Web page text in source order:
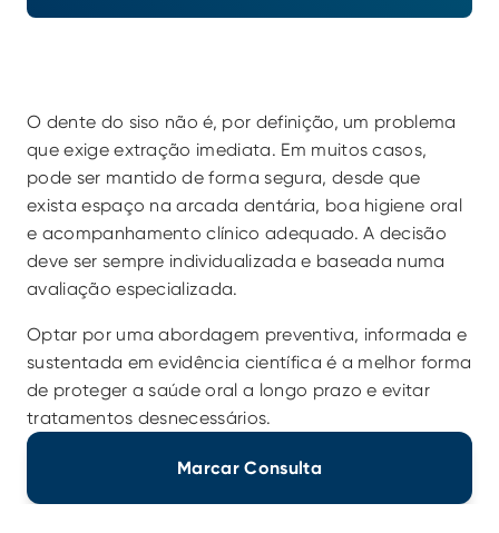
O dente do siso não é, por definição, um problema
que exige extração imediata. Em muitos casos,
pode ser mantido de forma segura, desde que
exista espaço na arcada dentária, boa higiene oral
e acompanhamento clínico adequado. A decisão
deve ser sempre individualizada e baseada numa
avaliação especializada.
Optar por uma abordagem preventiva, informada e
sustentada em evidência científica é a melhor forma
de proteger a saúde oral a longo prazo e evitar
tratamentos desnecessários.
Marcar Consulta